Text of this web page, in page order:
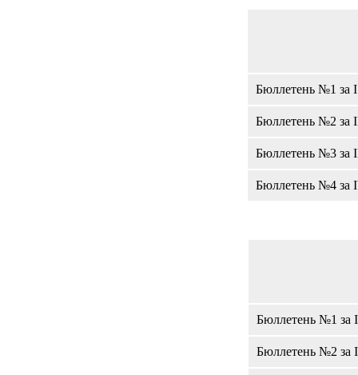
Бюллетень №1 за I
Бюллетень №2 за
Бюллетень №3 за
Бюллетень №4 за
Бюллетень №1 за I
Бюллетень №2 за